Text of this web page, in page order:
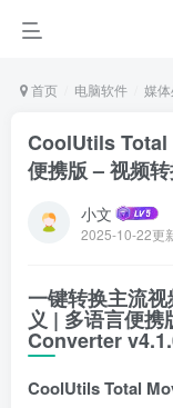
首页 电脑软件 媒
CoolUtils Total
便携版 – 视频
小文
2025-10-22更
一键转换主流
义 | 多语言便
Converter
CoolUtils Total